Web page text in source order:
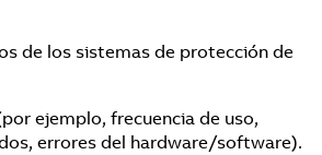
de los sistemas de protección de
ejemplo, frecuencia de uso,
errores del hardware/software).